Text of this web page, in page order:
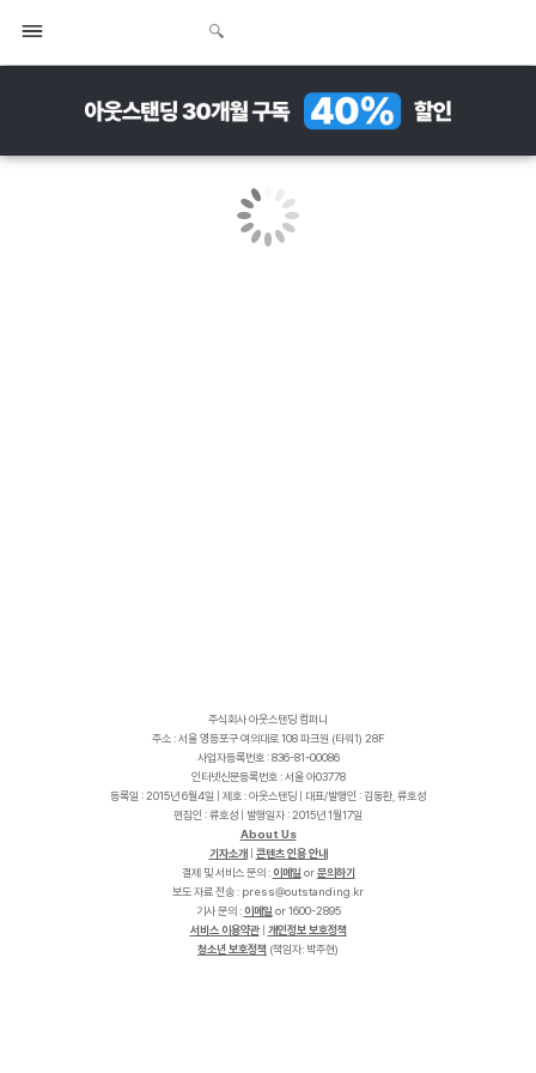
주식회사 아웃스탠딩 컴퍼니
주소 : 서울 영등포구 여의대로 108 파크원 (타워1) 28F
사업자등록번호 : 836-81-00086
인터넷신문등록번호 : 서울 아03778
등록일 : 2015년 6월4일 | 제호 : 아웃스탠딩 | 대표/발행인 : 김동환, 류호성
편집인 : 류호성 | 발행일자 : 2015년 1월17일
About Us
기자소개
콘텐츠 인용 안내
결제 및 서비스 문의 : 이메일 or문의하기
보도 자료 전송 :
r
k
.
g
n
i
d
n
a
t
s
t
u
o
@
s
s
e
r
p
기사 문의 : 이메일 or 1600-2895
서비스 이용약관| 개인정보 보호정책
청소년 보호정책 (책임자: 박주현)